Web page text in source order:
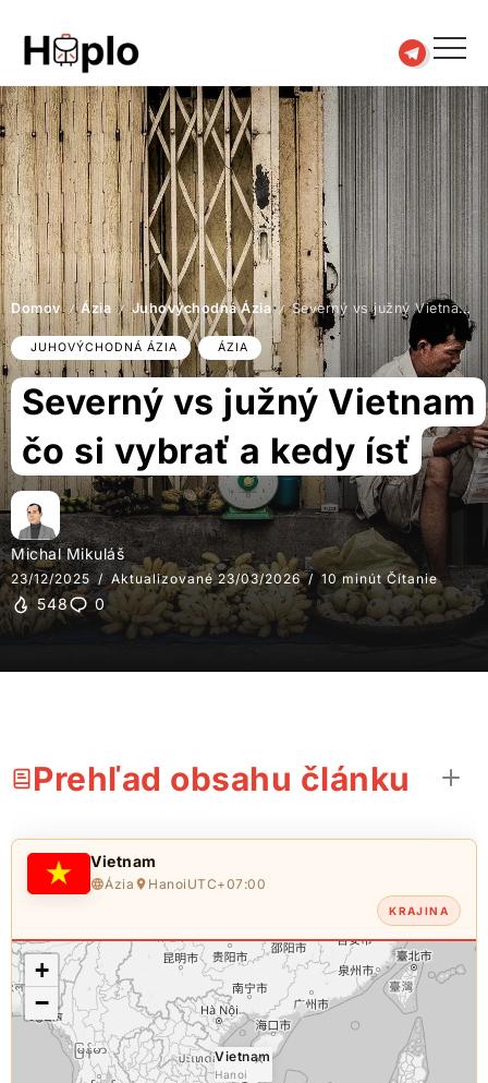
Domov / Ázia / Juhovýchodná Ázia / Severný vs južný Vietnam čo si vybrať a kedy ísť
JUHOVÝCHODNÁ ÁZIA ÁZIA
Severný vs južný Vietnam
čo si vybrať a kedy ísť
Michal Mikuláš
23/12/2025 Aktualizované 23/03/2026 10 minút Čítanie
548 0
Prehľad obsahu článku
Vietnam
Ázia Hanoi UTC+07:00
KRAJINA
Vietnam
Hanoi
×
+
−